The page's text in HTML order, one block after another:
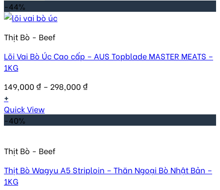
-44%
Thịt Bò - Beef
Lõi Vai Bò Úc Cao cấp – AUS Topblade MASTER MEATS –
1KG
149,000 ₫ – 298,000 ₫
+
Quick View
-40%
Thịt Bò - Beef
Thịt Bò Wagyu A5 Striploin – Thăn Ngoại Bò Nhật Bản –
1KG